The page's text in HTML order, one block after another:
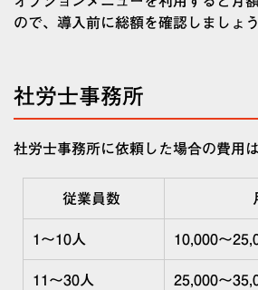
ので、導入前に総額を確認しましょう
社労士事務所
社労士事務所に依頼した場合の費用
従業員数
1 ～10人 10,000〜
11 ～30人 25,000〜